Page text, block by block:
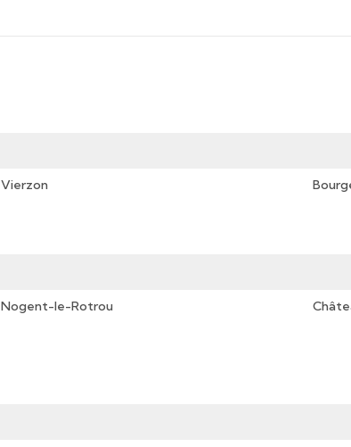
Vierzon
Nogent-le-Rotrou